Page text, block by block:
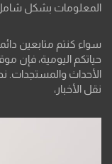
المعلومات بشكل شامل
سواء كنتم متابعين
حياتكم اليومية، فإن
الأحداث والمستجدات.
نقل الأخبار،